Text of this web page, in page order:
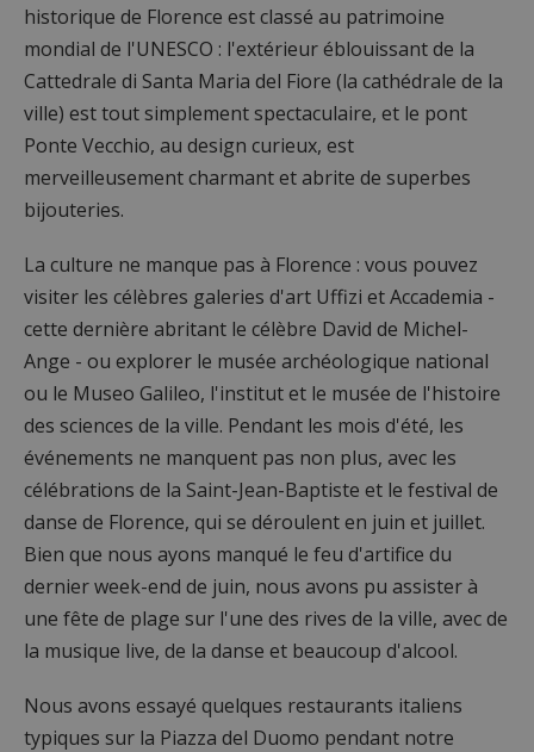
historique de Florence est classé au patrimoine
mondial de l'UNESCO : l'extérieur éblouissant de la
Cattedrale di Santa Maria del Fiore (la cathédrale de la
ville) est tout simplement spectaculaire, et le pont
Ponte Vecchio, au design curieux, est
merveilleusement charmant et abrite de superbes
bijouteries.
La culture ne manque pas à Florence : vous pouvez
visiter les célèbres galeries d'art Uffizi et Accademia -
cette dernière abritant le célèbre David de Michel-
Ange - ou explorer le musée archéologique national
ou le Museo Galileo, l'institut et le musée de l'histoire
des sciences de la ville. Pendant les mois d'été, les
événements ne manquent pas non plus, avec les
célébrations de la Saint-Jean-Baptiste et le festival de
danse de Florence, qui se déroulent en juin et juillet.
Bien que nous ayons manqué le feu d'artifice du
dernier week-end de juin, nous avons pu assister à
une fête de plage sur l'une des rives de la ville, avec de
la musique live, de la danse et beaucoup d'alcool.
Nous avons essayé quelques restaurants italiens
typiques sur la Piazza del Duomo pendant notre